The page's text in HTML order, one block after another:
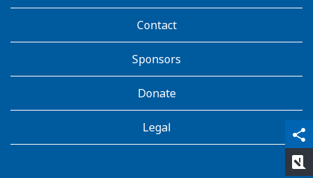
share
qr_code_scanner
content_copy
Contact
Sponsors
Donate
Legal
rate_review